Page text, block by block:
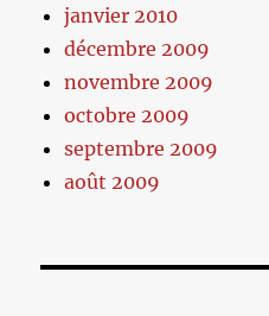
janvier 2010
décembre 2009
novembre 2009
octobre 2009
septembre 2009
août 2009